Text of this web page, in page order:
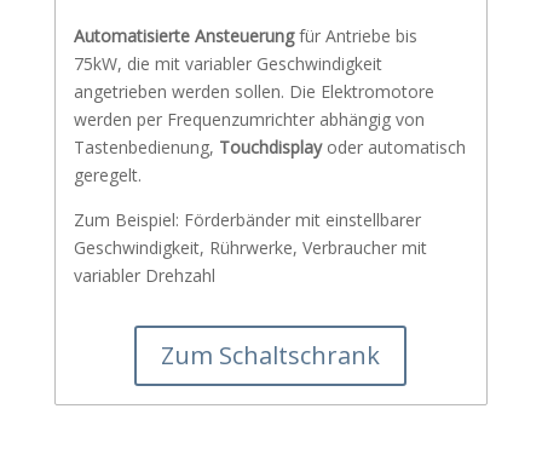
Automatisierte Ansteuerungfür Antriebe bis
75kW, die mit variabler Geschwindigkeit
angetrieben werden sollen. Die Elektromotore
werden per Frequenzumrichter abhängig von
Tastenbedienung, Touchdisplayoder automatisch
geregelt.
Zum Beispiel: Förderbänder mit einstellbarer
Geschwindigkeit, Rührwerke, Verbraucher mit
variabler Drehzahl
Zum Schaltschrank